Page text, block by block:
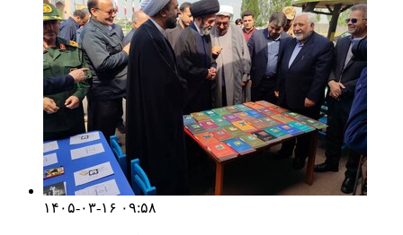
۱۴۰۵-۰۳-۱۶ ۰۹:۵۸